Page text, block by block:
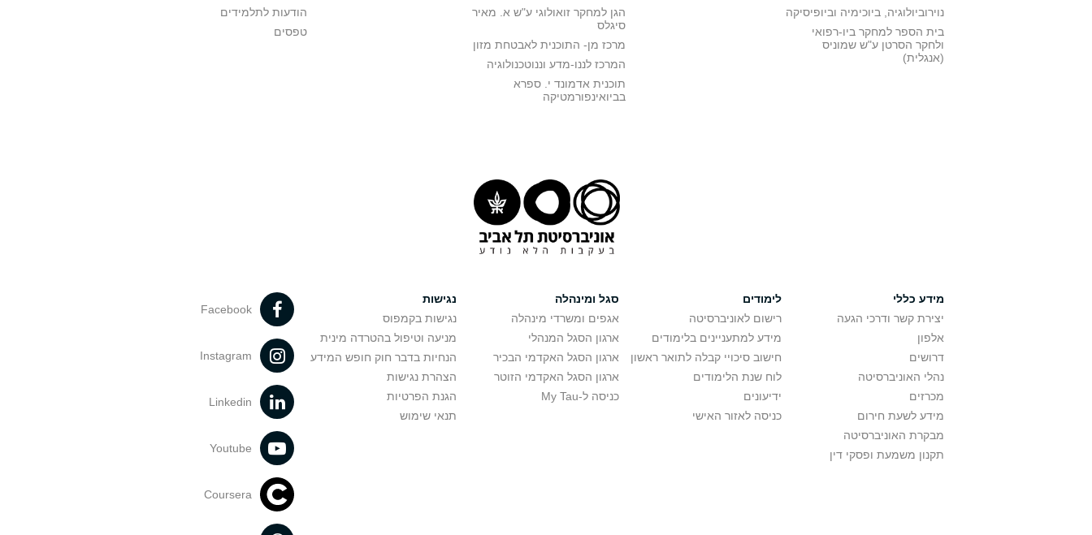
נוירוביולוגיה, ביוכימיה וביופיסיקה
בית הספר למחקר ביו-רפואי
ולחקר הסרטן ע"ש שמוניס
(אנגלית)
הגן למחקר זואולוגי ע"ש א. מאיר
סיגלס
מרכז מן- התוכנית לאבטחת מזון
המרכז לננו-מדע וננוטכנולוגיה
תוכנית אדמונד י. ספרא
בביואינפורמטיקה
הודעות לתלמידים
טפסים
מידע כללי
יצירת קשר ודרכי הגעה
אלפון
דרושים
נהלי האוניברסיטה
מכרזים
מידע לשעת חירום
מבקרת האוניברסיטה
תקנון משמעת ופסקי דין
לימודים
רישום לאוניברסיטה
מידע למתעניינים בלימודים
חישוב סיכויי קבלה לתואר ראשון
לוח שנת הלימודים
ידיעונים
כניסה לאזור האישי
סגל ומינהלה
אגפים ומשרדי מינהלה
ארגון הסגל המנהלי
ארגון הסגל האקדמי הבכיר
ארגון הסגל האקדמי הזוטר
כניסה ל-My Tau
נגישות
נגישות בקמפוס
מניעה וטיפול בהטרדה מינית
הנחיות בדבר חוק חופש המידע
הצהרת נגישות
הגנת הפרטיות
תנאי שימוש
Facebook
Instagram
Linkedin
Youtube
Coursera